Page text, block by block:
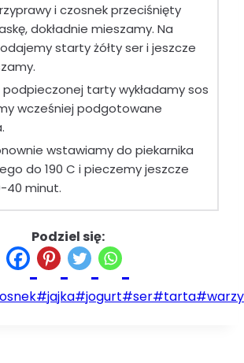
i czosnek przeciśnięty
dokładnie mieszamy. Na
starty żółty ser i jeszcze
podpieczonej tarty wykładamy sos
wcześniej podgotowane
wstawiamy do piekarnika
do 190 C i pieczemy jeszcze
40 minut.
Podziel się:
#jajka#jogurt#ser#tarta#